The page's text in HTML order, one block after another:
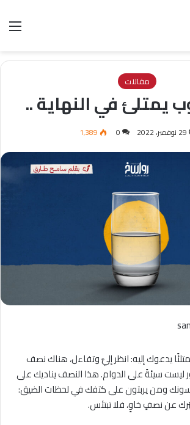
مقالات
يمتلئ في النهاية ..
29 نوفمبر، 2022 0 1٬389
يدعوك إليه: انظر إليَّ وتفاءل، هناك نصف
ليست سيئةً على الدوام. هذا النصف يناديك على
ومن يربتون على كتفك في لحظات الضيق:
عن نصفٍ خاوٍ، فلا تبتئس.